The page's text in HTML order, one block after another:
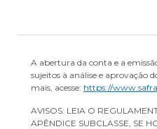
A abertura da conta e a
sujeitos à análise e aprovação
mais, acesse: https://
AVISOS: LEIA O
APÊNDICE SUBCLASSE, SE